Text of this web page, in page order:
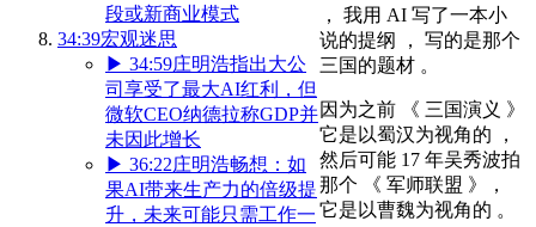
段或新商业模式
34:39宏观迷思
▶ 34:59庄明浩指出大公
司享受了最大AI红利，但
微软CEO纳德拉称GDP并
未因此增长
▶ 36:22庄明浩畅想：如
果AI带来生产力的倍级提
升，未来可能只需工作一
， 我用 AI 写了一本小
说的提纲 ， 写的是那个
三国的题材 。
因为之前 《 三国演义 》
它是以蜀汉为视角的 ，
然后可能 17 年吴秀波拍
那个 《 军师联盟 》，
它是以曹魏为视角的 。